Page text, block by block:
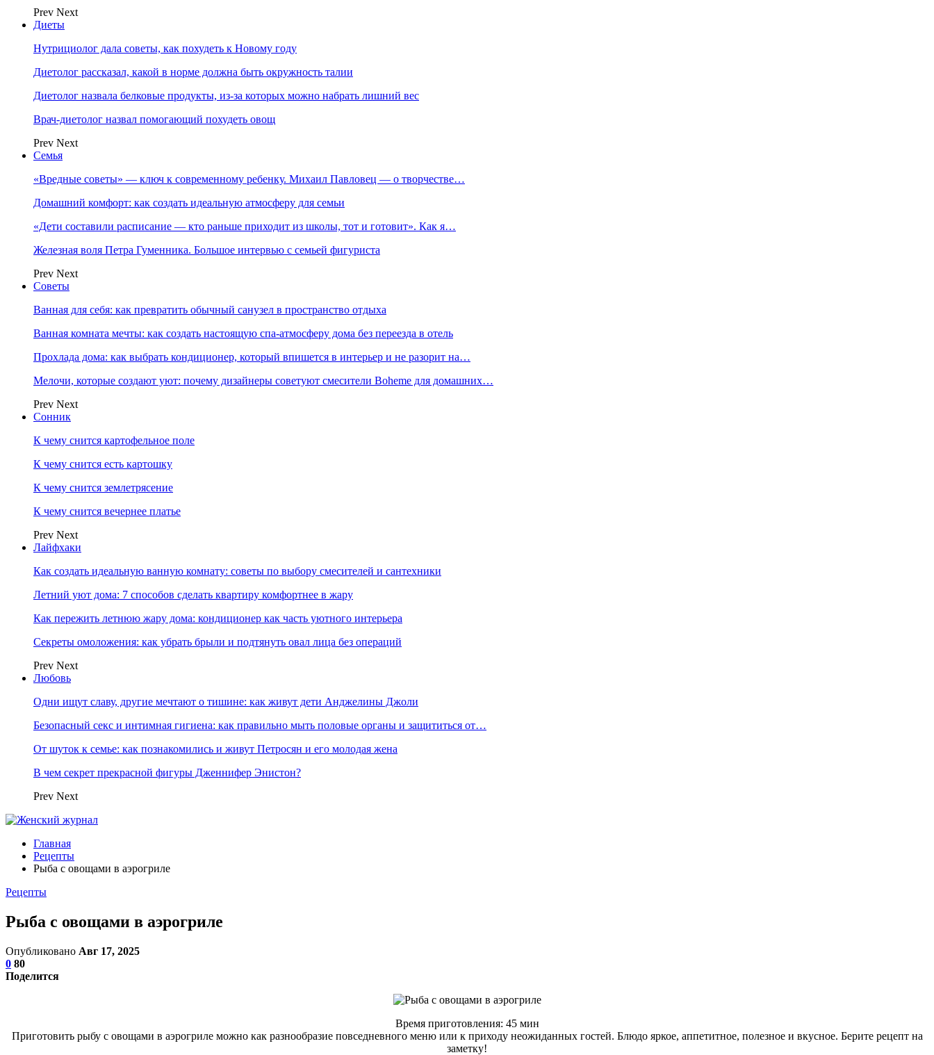
Prev Next
Диеты
Нутрициолог дала советы, как похудеть к Новому году
Диетолог рассказал, какой в норме должна быть окружность талии
Диетолог назвала белковые продукты, из-за которых можно набрать лишний вес
Врач-диетолог назвал помогающий похудеть овощ
Prev Next
Семья
«Вредные советы» — ключ к современному ребенку. Михаил Павловец — о творчестве…
Домашний комфорт: как создать идеальную атмосферу для семьи
«Дети составили расписание — кто раньше приходит из школы, тот и готовит». Как я…
Железная воля Петра Гуменника. Большое интервью с семьей фигуриста
Prev Next
Советы
Ванная для себя: как превратить обычный санузел в пространство отдыха
Ванная комната мечты: как создать настоящую спа-атмосферу дома без переезда в отель
Прохлада дома: как выбрать кондиционер, который впишется в интерьер и не разорит на…
Мелочи, которые создают уют: почему дизайнеры советуют смесители Boheme для домашних…
Prev Next
Сонник
К чему снится картофельное поле
К чему снится есть картошку
К чему снится землетрясение
К чему снится вечернее платье
Prev Next
Лайфхаки
Как создать идеальную ванную комнату: советы по выбору смесителей и сантехники
Летний уют дома: 7 способов сделать квартиру комфортнее в жару
Как пережить летнюю жару дома: кондиционер как часть уютного интерьера
Секреты омоложения: как убрать брыли и подтянуть овал лица без операций
Prev Next
Любовь
Одни ищут славу, другие мечтают о тишине: как живут дети Анджелины Джоли
Безопасный секс и интимная гигиена: как правильно мыть половые органы и защититься от…
От шуток к семье: как познакомились и живут Петросян и его молодая жена
В чем секрет прекрасной фигуры Дженнифер Энистон?
Prev Next
Главная
Рецепты
Рыба с овощами в аэрогриле
Рецепты
Рыба с овощами в аэрогриле
Опубликовано Авг 17, 2025
0 80
Поделится
Время приготовления: 45 мин
Приготовить рыбу с овощами в аэрогриле можно как разнообразие повседневного меню или к приходу неожиданных гостей. Блюдо яркое, аппетитное, полезное и вкусное. Берите рецепт на
заметку!